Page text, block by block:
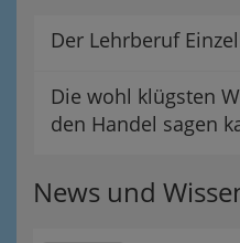
Der Lehrberuf
Die wohl klügsten
den Handel sagen
News und